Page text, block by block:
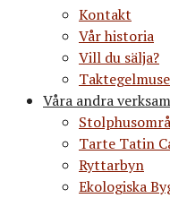
Kontakt
Vår historia
Vill du sälja?
Våra andra
Tarte Tatin
Ryttarbyn
Ekologiska